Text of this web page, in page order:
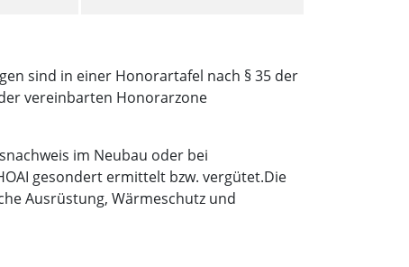
sind in einer Honorartafel nach § 35 der
vereinbarten Honorarzone
im Neubau oder bei
gesondert ermittelt bzw. vergütet.Die
Ausrüstung, Wärmeschutz und